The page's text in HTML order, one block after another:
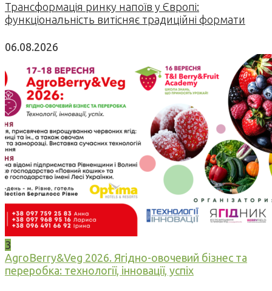
Трансформація ринку напоїв у Європі:
функціональність витісняє традиційні формати
06.08.2026
3
AgroBerry&Veg 2026. Ягідно-овочевий бізнес та
переробка: технології, інновації, успіх